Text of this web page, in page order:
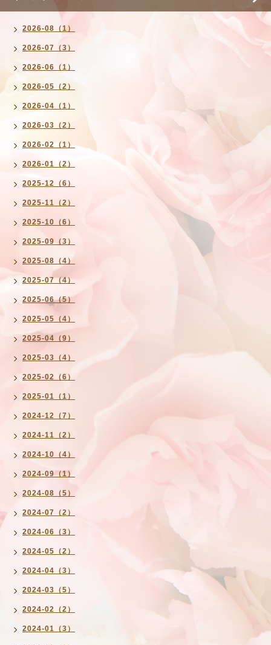
2026-08（1）
2026-07（3）
2026-06（1）
2026-05（2）
2026-04（1）
2026-03（2）
2026-02（1）
2026-01（2）
2025-12（6）
2025-11（2）
2025-10（6）
2025-09（3）
2025-08（4）
2025-07（4）
2025-06（5）
2025-05（4）
2025-04（9）
2025-03（4）
2025-02（6）
2025-01（1）
2024-12（7）
2024-11（2）
2024-10（4）
2024-09（1）
2024-08（5）
2024-07（2）
2024-06（3）
2024-05（2）
2024-04（3）
2024-03（5）
2024-02（2）
2024-01（3）